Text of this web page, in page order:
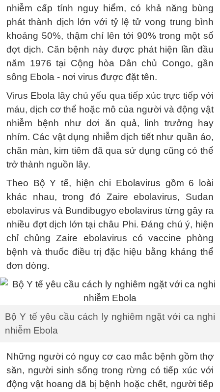
nhiễm cấp tính nguy hiểm, có khả năng bùng
phát thành dịch lớn với tỷ lệ tử vong trung bình
khoảng 50%, thậm chí lên tới 90% trong một số
đợt dịch. Căn bệnh này được phát hiện lần đầu
năm 1976 tại Cộng hòa Dân chủ Congo, gần
sông Ebola - nơi virus được đặt tên.
Virus Ebola lây chủ yếu qua tiếp xúc trực tiếp với
máu, dịch cơ thể hoặc mô của người và động vật
nhiễm bệnh như dơi ăn quả, linh trưởng hay
nhím. Các vật dụng nhiễm dịch tiết như quần áo,
chăn màn, kim tiêm đã qua sử dụng cũng có thể
trở thành nguồn lây.
Theo Bộ Y tế, hiện chi Ebolavirus gồm 6 loài
khác nhau, trong đó Zaire ebolavirus, Sudan
ebolavirus và Bundibugyo ebolavirus từng gây ra
nhiều đợt dịch lớn tại châu Phi. Đáng chú ý, hiện
chỉ chủng Zaire ebolavirus có vaccine phòng
bệnh và thuốc điều trị đặc hiệu bằng kháng thể
đơn dòng.
Bộ Y tế yêu cầu cách ly nghiêm ngặt với ca nghi
nhiễm Ebola
Những người có nguy cơ cao mắc bệnh gồm thợ
săn, người sinh sống trong rừng có tiếp xúc với
động vật hoang dã bị bệnh hoặc chết, người tiếp